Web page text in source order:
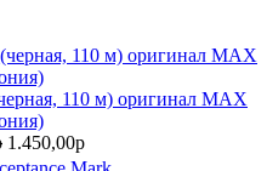
110 м) оригинал MAX
1.450,00р